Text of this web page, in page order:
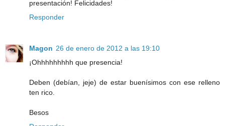
presentación! Felicidades!
Responder
Magon 26 de enero de 2012 a las 19:10
¡Ohhhhhhhhh que presencia!
Deben (debían, jeje) de estar buenísimos con ese relleno
ten rico.
Besos